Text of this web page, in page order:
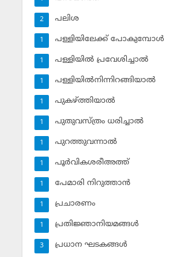
പലിശ
2
പള്ളിയിലേക്ക് പോകുമ്പോള്‍
1
പള്ളിയില്‍ പ്രവേശിച്ചാല്‍
1
പള്ളിയില്‍നിന്നിറങ്ങിയാല്‍
1
പുകഴ്ത്തിയാല്‍
1
പുതുവസ്ത്രം ധരിച്ചാല്‍
1
പുറത്തുവന്നാല്‍
1
പൂര്‍വികശരീഅത്ത്
1
പേമാരി നിറുത്താന്‍
1
പ്രചാരണം
1
പ്രതിജ്ഞാനിയമങ്ങള്‍
1
പ്രധാന ഘടകങ്ങള്‍
3